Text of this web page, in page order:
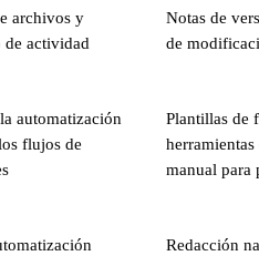
archivos y
de actividad
Notas de
de
automatización
flujos de
Plantillas de
manual para
Redacción